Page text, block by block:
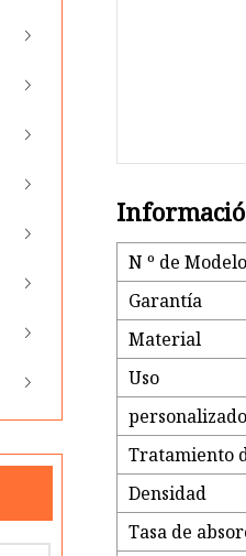
N º de
Garantía
Material
Uso
personalizado
Tratamiento
Densidad
Tasa de